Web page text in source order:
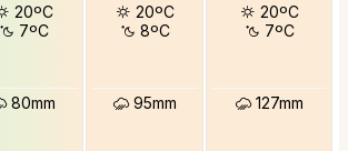
20ºC
7ºC
80mm
20ºC
8ºC
95mm
20ºC
7ºC
127mm